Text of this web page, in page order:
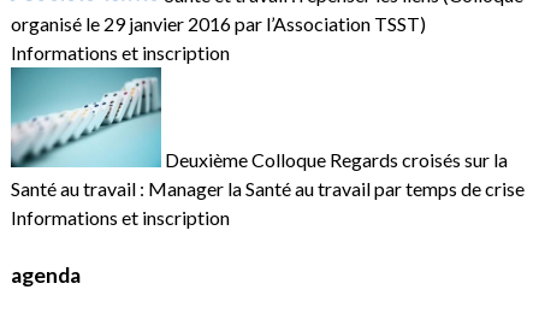
organisé le 29 janvier 2016 par l’Association TSST)
Informations et inscription
Deuxième Colloque Regards croisés sur la
Santé au travail : Manager la Santé au travail par temps de crise
Informations et inscription
agenda